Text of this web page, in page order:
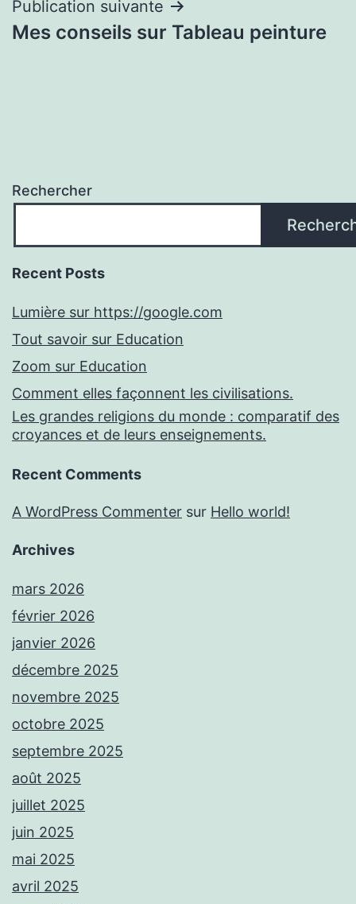
Publication suivante
Mes conseils sur Tableau peinture
Rechercher
Recent Posts
Lumière sur https://google.com
Tout savoir sur Education
Zoom sur Education
Comment elles façonnent les civilisations.
Les grandes religions du monde : comparatif des
croyances et de leurs enseignements.
Recent Comments
A WordPress Commenter sur Hello world!
Archives
mars 2026
février 2026
janvier 2026
décembre 2025
novembre 2025
octobre 2025
septembre 2025
août 2025
juillet 2025
juin 2025
mai 2025
avril 2025